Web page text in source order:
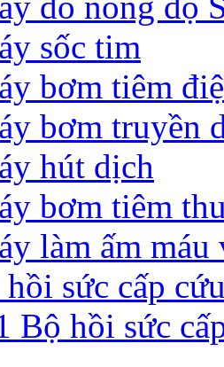
sốc tim
bơm tiêm
bơm truyền
hút dịch
bơm tiêm
làm ấm
sức cấp
Bộ hồi sức